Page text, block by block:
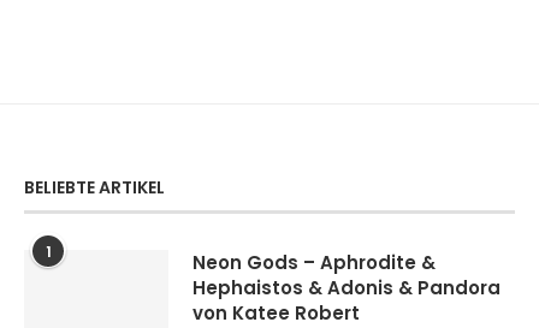
BELIEBTE ARTIKEL
1
Neon Gods – Aphrodite &
Hephaistos & Adonis & Pandora
von Katee Robert